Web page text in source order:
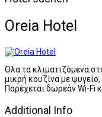
Oreia Hotel
Όλα τα κλιματιζόμενα
μικρή κουζίνα με
Παρέχεται δωρεάν Wi-Fi
Additional Info